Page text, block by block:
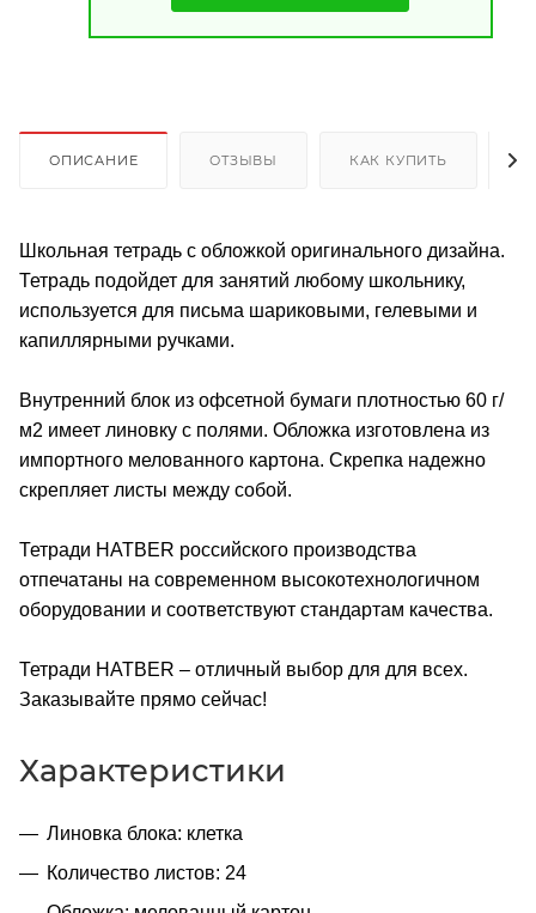
ОПИСАНИЕ ОТЗЫВЫ КАК КУПИТЬ
Школьная тетрадь с обложкой оригинального дизайна.
Тетрадь подойдет для занятий любому школьнику,
используется для письма шариковыми, гелевыми и
капиллярными ручками.
Внутренний блок из офсетной бумаги плотностью 60 г/
м2 имеет линовку с полями. Обложка изготовлена из
импортного мелованного картона. Скрепка надежно
скрепляет листы между собой.
Тетради HATBER российского производства
отпечатаны на современном высокотехнологичном
оборудовании и соответствуют стандартам качества.
Тетради HATBER – отличный выбор для для всех.
Заказывайте прямо сейчас!
Характеристики
Линовка блока: клетка
Количество листов: 24